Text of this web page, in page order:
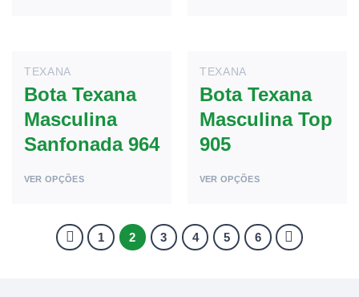
TEXANA
Bota Texana
Masculina
Sanfonada 964
VER OPÇÕES
TEXANA
Bota Texana
Masculina Top
905
VER OPÇÕES
1 2 3 4 5 6